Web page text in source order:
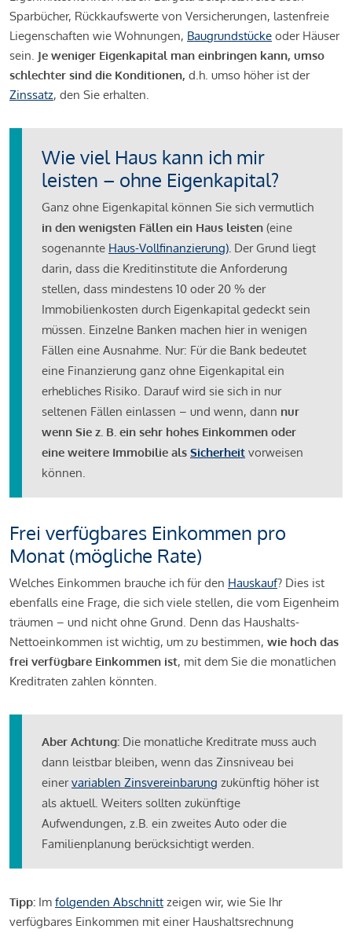
Sparbücher, Rückkaufswerte von Versicherungen, lastenfreie
Liegenschaften wie Wohnungen, Baugrundstücke oder Häuser
sein. Je weniger Eigenkapital man einbringen kann, umso
schlechter sind die Konditionen, d.h. umso höher ist der
Zinssatz, den Sie erhalten.
Wie viel Haus kann ich mir
leisten – ohne Eigenkapital?
Ganz ohne Eigenkapital können Sie sich vermutlich
in den wenigsten Fällen ein Haus leisten (eine
sogenannte Haus-Vollfinanzierung). Der Grund liegt
darin, dass die Kreditinstitute die Anforderung
stellen, dass mindestens 10 oder 20 % der
Immobilienkosten durch Eigenkapital gedeckt sein
müssen. Einzelne Banken machen hier in wenigen
Fällen eine Ausnahme. Nur: Für die Bank bedeutet
eine Finanzierung ganz ohne Eigenkapital ein
erhebliches Risiko. Darauf wird sie sich in nur
seltenen Fällen einlassen – und wenn, dann nur
wenn Sie z. B. ein sehr hohes Einkommen oder
eine weitere Immobilie als Sicherheit vorweisen
können.
Frei verfügbares Einkommen pro
Monat (mögliche Rate)
Welches Einkommen brauche ich für den Hauskauf? Dies ist
ebenfalls eine Frage, die sich viele stellen, die vom Eigenheim
träumen – und nicht ohne Grund. Denn das Haushalts-
Nettoeinkommen ist wichtig, um zu bestimmen, wie hoch das
frei verfügbare Einkommen ist, mit dem Sie die monatlichen
Kreditraten zahlen könnten.
Aber Achtung: Die monatliche Kreditrate muss auch
dann leistbar bleiben, wenn das Zinsniveau bei
einervariablen Zinsvereinbarung zukünftig höher ist
als aktuell. Weiters sollten zukünftige
Aufwendungen, z.B. ein zweites Auto oder die
Familienplanung berücksichtigt werden.
Tipp: Im folgenden Abschnitt zeigen wir, wie Sie Ihr
verfügbares Einkommen mit einer Haushaltsrechnung